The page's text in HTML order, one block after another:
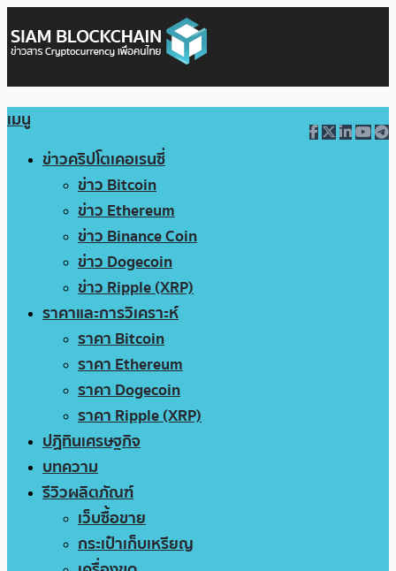
เมนู
ข่าวคริปโตเคอเรนซี่
ข่าว Bitcoin
ข่าว Ethereum
ข่าว Binance Coin
ข่าว Dogecoin
ข่าว Ripple (XRP)
ราคาและการวิเคราะห์
ราคา Bitcoin
ราคา Ethereum
ราคา Dogecoin
ราคา Ripple (XRP)
ปฏิทินเศรษฐกิจ
บทความ
รีวิวผลิตภัณฑ์
เว็บซื้อขาย
กระเป๋าเก็บเหรียญ